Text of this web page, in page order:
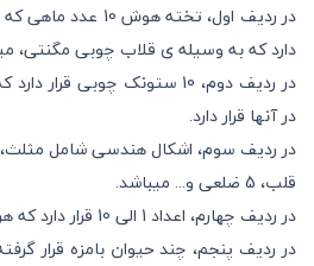
در ردیف اول، تخته
دارد که به وسیله ی قلاب چوبی مگنتی،
در آنها قرار دارد.
قلب، 5 ضلعی و... میباشد.
در ردیف چهارم، اعداد 1 الی 10 قرار دارد که هر کدام یک رنگ دارند .
در ردیف پنجم، چند حیوان بامزه قرار